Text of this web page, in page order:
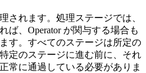
されます。処理ステージでは、
ば、Operator が関与する場合も
す。すべてのステージは所定の
定のステージに進む前に、それ
常に通過している必要がありま